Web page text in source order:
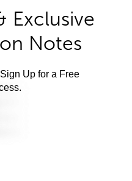
Exclusive
Notes
Up for a Free